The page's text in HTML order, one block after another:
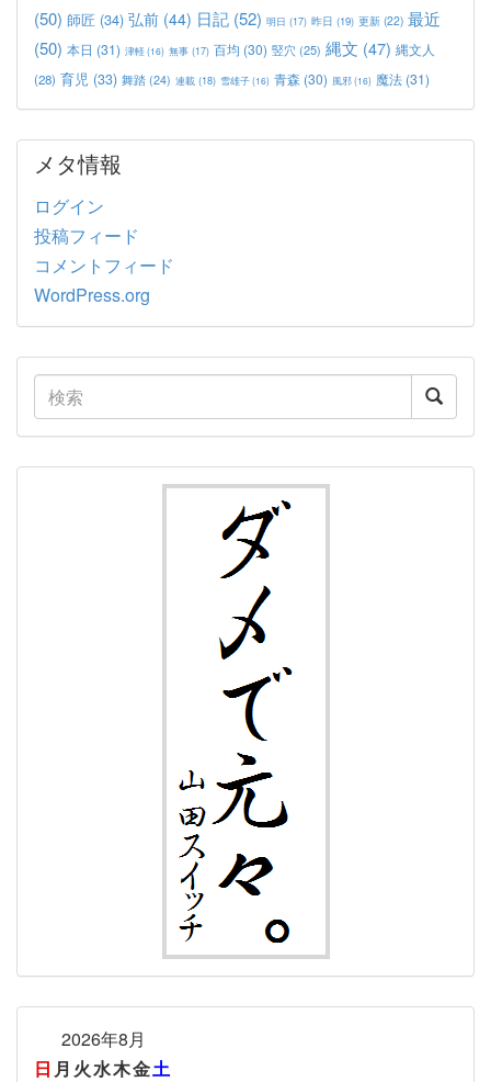
(50) 師匠 (34) 弘前 (44) 日記 (52) 明日 (17) 昨日 (19) 更新 (22) 最近
(50) 本日 (31) 津軽(16) 無事 (17) 百均 (30) 竪穴 (25) 縄文 (47) 縄文人
(28) 育児 (33) 舞踏 (24) 連載 (18) 雪雄子(16) 青森 (30) 風邪(16) 魔法 (31)
メタ情報
ログイン
投稿フィード
コメントフィード
WordPress.org
2026年8月
日 月 火水木金土